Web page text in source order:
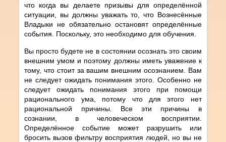
что когда вы делаете призывы для определённой
ситуации, вы должны уважать то, что Вознесённые
Владыки не обязательно остановят определённые
события. Поскольку, это необходимо для обучения.
Вы просто будете не в состоянии осознать это своим
внешним умом и поэтому должны иметь уважение к
тому, что стоит за вашим внешним осознанием. Вам
не следует ожидать понимания этого. Особенно не
следует ожидать понимания этого при помощи
рационального ума, потому что для этого нет
рациональной причины. Все эти причины в
сознании, в человеческом восприятии.
Определённое событие может разрушить или
бросить вызов фильтру восприятия людей, но вы не